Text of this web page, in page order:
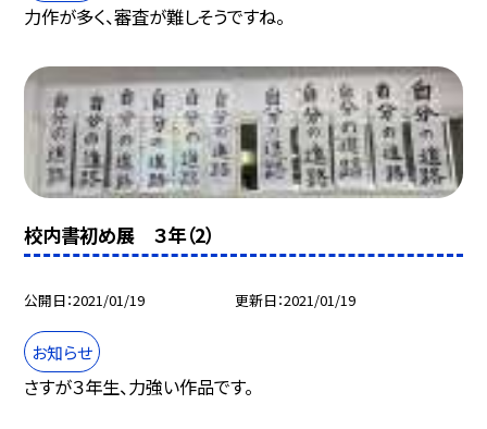
力作が多く、審査が難しそうですね。
校内書初め展 ３年（2）
公開日 2021/01/19 更新日 2021/01/19
お知らせ
さすが３年生、力強い作品です。